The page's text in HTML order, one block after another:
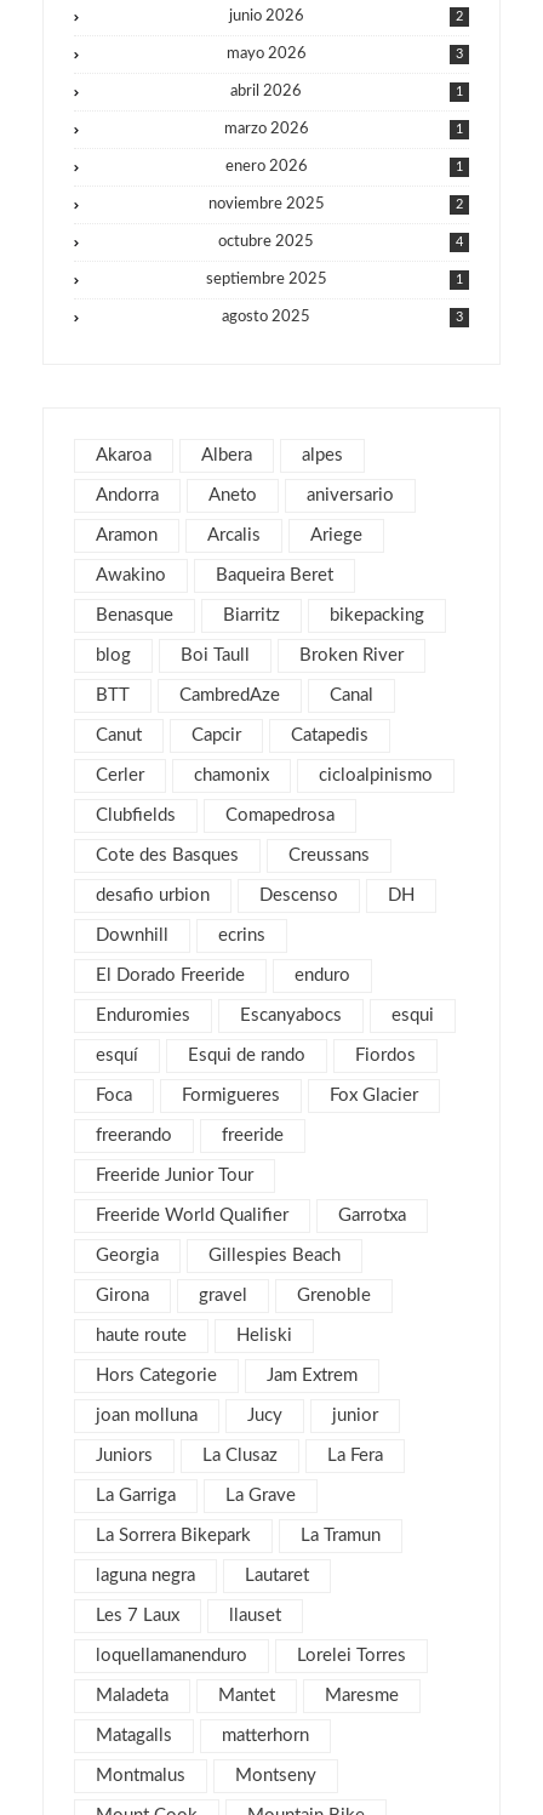
junio 2026 2
mayo 2026 3
abril 2026 1
marzo 2026 1
enero 2026 1
noviembre 2025 2
octubre 2025 4
septiembre 2025 1
agosto 2025 3
abril 2019
marzo 2019
febrero 2019
enero 2019
diciembre 2018
julio 2018
febrero 2018
enero 2018
noviembre 2017
febrero 2017
enero 2017
diciembre 2016
noviembre 2016
octubre 2016
septiembre 2016
agosto 2016
julio 2016
junio 2016
mayo 2016
noviembre 2013
mayo 2013
Akaroa Albera alpes
Andorra Aneto aniversario
Aramon Arcalis Ariege
Awakino Baqueira Beret
Benasque Biarritz bikepacking
blog Boi Taull Broken River
BTT CambredAze Canal
Canut Capcir Catapedis
Cerler chamonix cicloalpinismo
Clubfields Comapedrosa
Cote des Basques Creussans
desafio urbion Descenso DH
Downhill ecrins
El Dorado Freeride enduro
Enduromies Escanyabocs esqui
esquí Esqui de rando Fiordos
Foca Formigueres Fox Glacier
freerando freeride
Freeride Junior Tour
Freeride World Qualifier Garrotxa
Georgia Gillespies Beach
Girona gravel Grenoble
haute route Heliski
Hors Categorie Jam Extrem
joan molluna Jucy junior
Juniors La Clusaz La Fera
La Garriga La Grave
La Sorrera Bikepark La Tramun
laguna negra Lautaret
Les 7 Laux llauset
loquellamanenduro Lorelei Torres
Maladeta Mantet Maresme
Matagalls matterhorn
Montmalus Montseny